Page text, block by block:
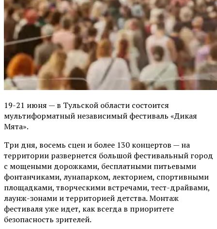
19-21 июня — в Тульской области состоится
мультиформатный независимый фестиваль «Дикая
Мята».
Три дня, восемь сцен и более 130 концертов — на
территории развернется большой фестивальный город
с мощеными дорожками, бесплатными питьевыми
фонтанчиками, лунапарком, лекторием, спортивными
площадками, творческими встречами, тест-драйвами,
лаунж-зонами и территорией детства. Монтаж
фестиваля уже идет, как всегда в приоритете
безопасность зрителей.